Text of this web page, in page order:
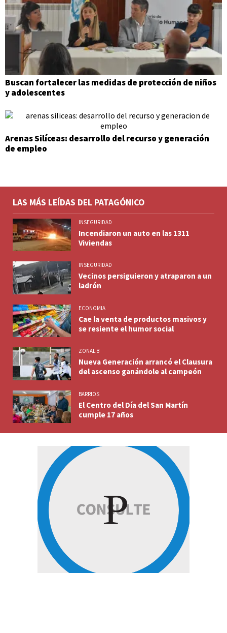
Buscan fortalecer las medidas de protección de niños
y adolescentes
Arenas Silíceas: desarrollo del recurso y generación
de empleo
LAS MÁS LEÍDAS DEL PATAGÓNICO
INSEGURIDAD
Incendiaron un auto en las 1311
Viviendas
INSEGURIDAD
Vecinos persiguieron y atraparon a un
ladrón
ECONOMIA
Cae la venta de productos masivos y
se resiente el humor social
ZONAL B
Nueva Generación arrancó el Clausura
del ascenso ganándole al campeón
BARRIOS
El Centro del Día del San Martín
cumple 17 años